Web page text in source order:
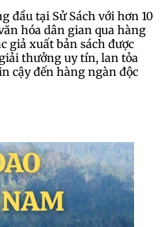
đầu tại Sử Sách với hơn 10
hóa dân gian qua hàng
giả xuất bản sách được
thưởng uy tín, lan tỏa
cậy đến hàng ngàn độc